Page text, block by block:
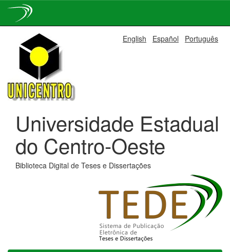
navigation
English Español Português
Universidade Estadual
do Centro-Oeste
Biblioteca Digital de Teses e Dissertações